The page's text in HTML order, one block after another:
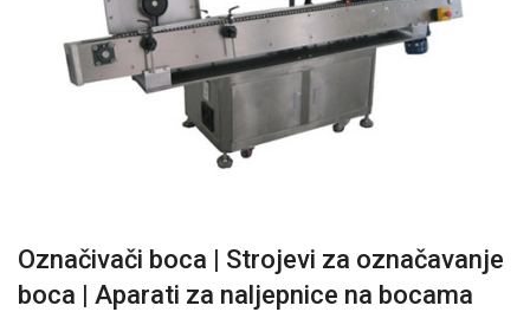
Označivači boca | Strojevi za označavanje
boca | Aparati za naljepnice na bocama